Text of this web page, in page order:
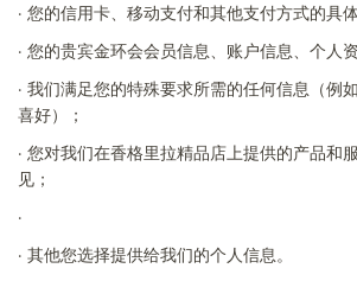
· 您的信用卡、移动支付和其他支付方式的具体
· 您的贵宾金环会会员信息、账户信息、个人
· 我们满足您的特殊要求所需的任何信息（例
喜好）；
· 您对我们在香格里拉精品店上提供的产品和
见；
·
· 其他您选择提供给我们的个人信息。